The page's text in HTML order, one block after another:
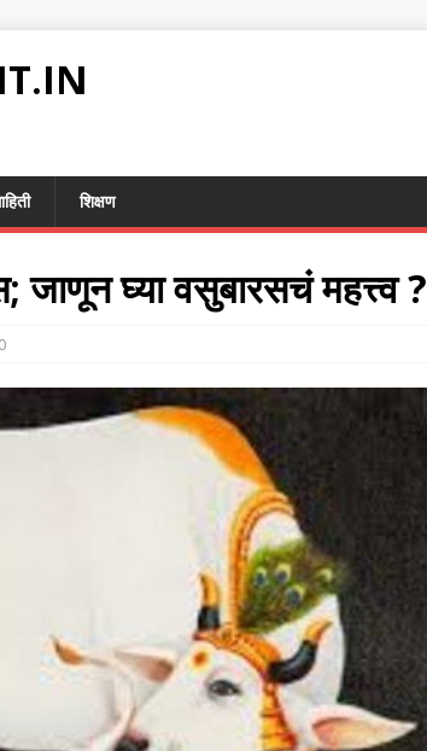
शिक्षण
जाणून घ्या वसुबारसचं महत्त्व ?
0